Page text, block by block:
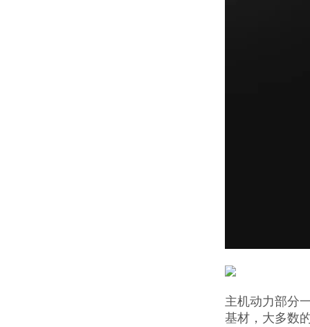
主机动力部分
基材，大多数